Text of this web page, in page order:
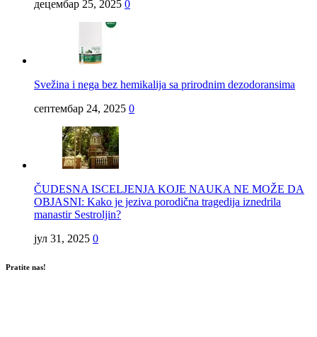
децембар 25, 2025 0
Svežina i nega bez hemikalija sa prirodnim dezodoransima
септембар 24, 2025 0
ČUDESNA ISCELJENJA KOJE NAUKA NE MOŽE DA
OBJASNI: Kako je jeziva porodična tragedija iznedrila
manastir Sestroljin?
јул 31, 2025 0
Pratite nas!